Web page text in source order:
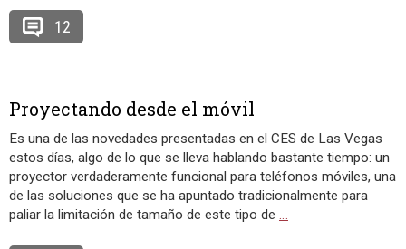
12
Proyectando desde el móvil
Es una de las novedades presentadas en el CES de Las Vegas
estos días, algo de lo que se lleva hablando bastante tiempo: un
proyector verdaderamente funcional para teléfonos móviles, una
de las soluciones que se ha apuntado tradicionalmente para
paliar la limitación de tamaño de este tipo de …